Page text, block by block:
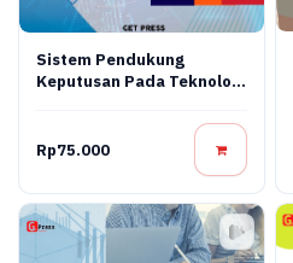
Sistem Pendukung
Keputusan Pada Teknologi
Rp75.000